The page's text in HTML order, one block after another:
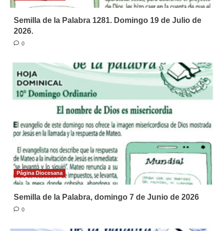
Semilla de la Palabra 1281. Domingo 19 de Julio de
2026.
0
Página Diocesana
Semilla de la Palabra, domingo 7 de Junio de 2026
0